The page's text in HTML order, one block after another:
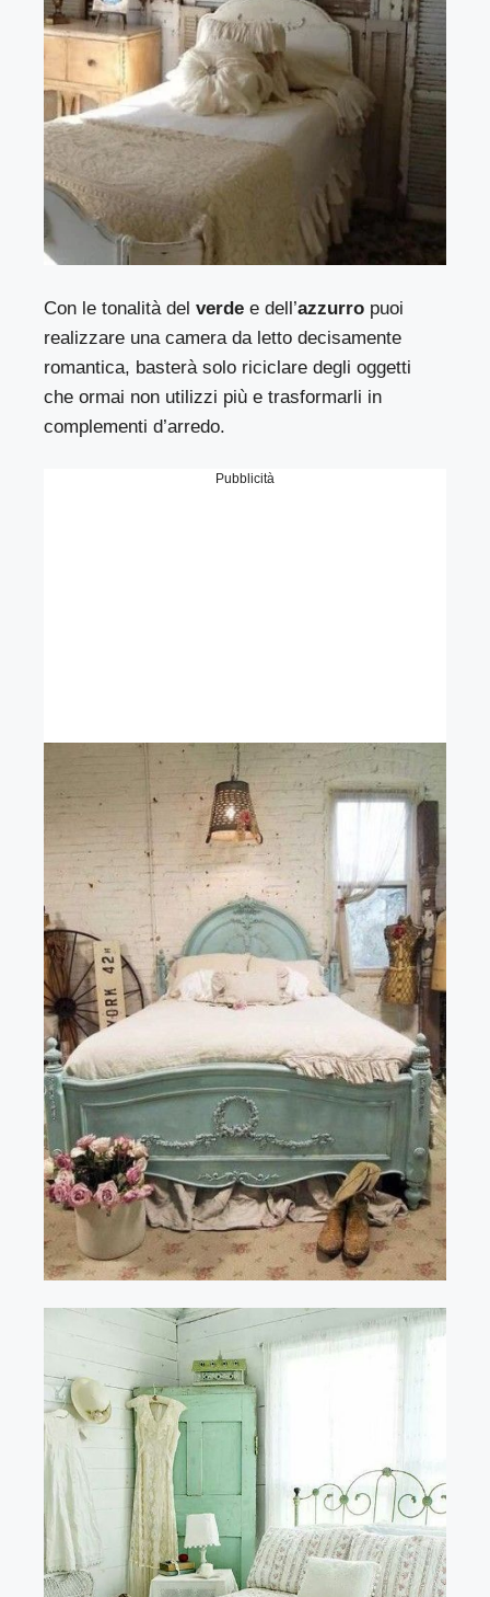
Con le tonalità delverde e dell’azzurro puoi
realizzare una camera da letto decisamente
romantica, basterà solo riciclare degli oggetti
che ormai non utilizzi più e trasformarli in
complementi d’arredo.
Pubblicità